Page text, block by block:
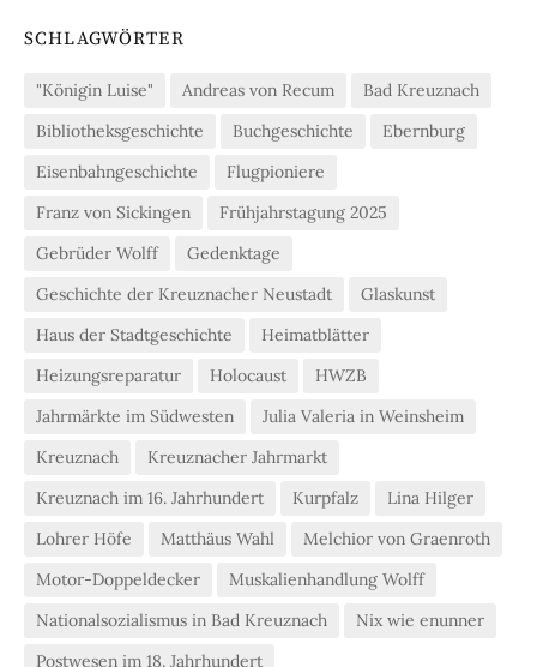
SCHLAGWÖRTER
"Königin Luise" Andreas von Recum
Bad Kreuznach
Bibliotheksgeschichte
Buchgeschichte
Ebernburg
Eisenbahngeschichte
Flugpioniere
Franz von Sickingen
Frühjahrstagung 2025
Gebrüder Wolff
Gedenktage
Geschichte der Kreuznacher Neustadt
Glaskunst
Haus der Stadtgeschichte
Heimatblätter
Heizungsreparatur
Holocaust
HWZB
Jahrmärkte im Südwesten
Julia Valeria in Weinsheim
Kreuznach
Kreuznacher Jahrmarkt
Kreuznach im 16. Jahrhundert
Kurpfalz
Lina Hilger
Lohrer Höfe
Matthäus Wahl
Melchior von Graenroth
Motor-Doppeldecker
Muskalienhandlung Wolff
Nationalsozialismus in Bad Kreuznach
Nix wie enunner
Postwesen im 18. Jahrhundert